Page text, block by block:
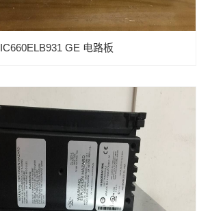
IC660ELB931 GE 电路板